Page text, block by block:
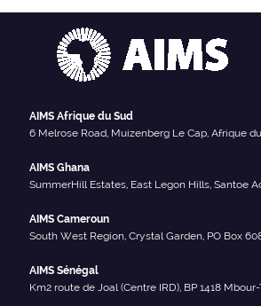
AIMS Afrique du Sud
6 Melrose Road, Muizenberg Le Cap, Afrique
AIMS Ghana
SummerHill Estates, East Legon Hills, Santoe
AIMS Cameroun
South West Region, Crystal Garden, PO Box
AIMS Sénégal
Km2 route de Joal (Centre IRD), BP 1418